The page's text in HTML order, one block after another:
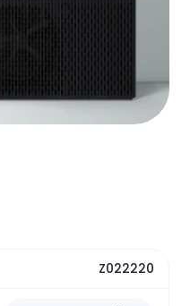
Z022220